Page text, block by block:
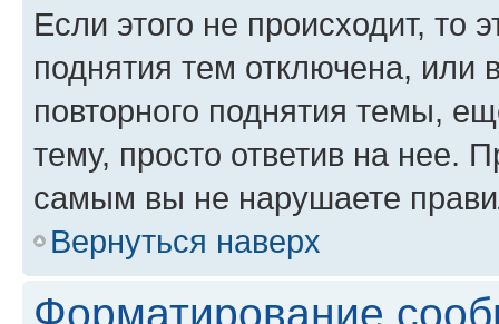
Если этого не происходит, то
поднятия тем отключена, или
повторного поднятия темы,
тему, просто ответив на нее.
самым вы не нарушаете
Вернуться наверх
Форматирование